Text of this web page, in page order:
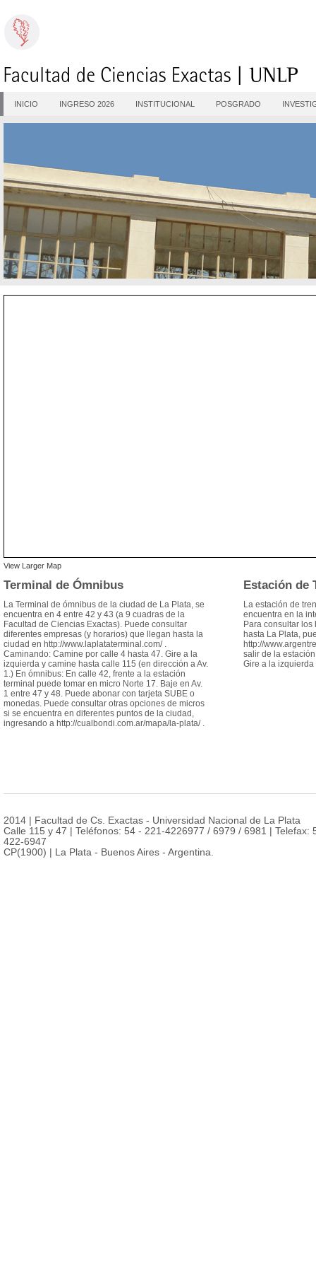
INICIO INGRESO 2026 INSTITUCIONAL POSGRADO
View Larger Map
Terminal de Ómnibus
La Terminal de ómnibus de la ciudad de La Plata, se
encuentra en 4 entre 42 y 43 (a 9 cuadras de la
Facultad de Ciencias Exactas). Puede consultar
diferentes empresas (y horarios) que llegan hasta la
ciudad en http://www.laplataterminal.com/ .
Caminando: Camine por calle 4 hasta 47. Gire a la
izquierda y camine hasta calle 115 (en dirección a Av.
1.) En ómnibus: En calle 42, frente a la estación
terminal puede tomar en micro Norte 17. Baje en Av.
1 entre 47 y 48. Puede abonar con tarjeta SUBE o
monedas. Puede consultar otras opciones de micros
si se encuentra en diferentes puntos de la ciudad,
ingresando a http://cualbondi.com.ar/mapa/la-plata/ .
Estación de
La estación de
encuentra en la
Para consultar los
hasta La Plata,
http://
salir de la
Gire a la
2014 | Facultad de Cs. Exactas - Universidad Nacional de La Plata
Calle 115 y 47 | Teléfonos: 54 - 221-4226977 / 6979 / 6981 | Telefax:
422-6947
CP(1900) | La Plata - Buenos Aires - Argentina.